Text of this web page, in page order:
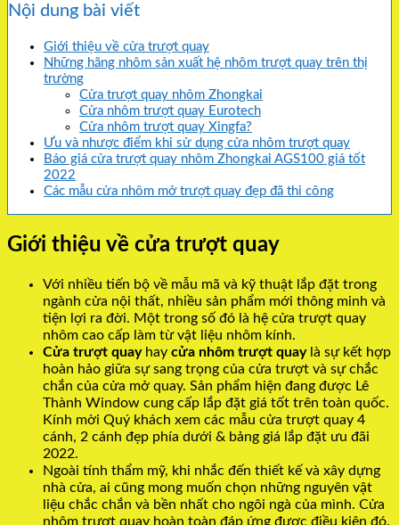
Nội dung bài viết
Giới thiệu về cửa trượt quay
Những hãng nhôm sản xuất hệ nhôm trượt quay trên thị
trường
Cửa trượt quay nhôm Zhongkai
Cửa nhôm trượt quay Eurotech
Cửa nhôm trượt quay Xingfa?
Ưu và nhược điểm khi sử dụng cửa nhôm trượt quay
Báo giá cửa trượt quay nhôm Zhongkai AGS100 giá tốt
2022
Các mẫu cửa nhôm mở trượt quay đẹp đã thi công
Giới thiệu về cửa trượt quay
Với nhiều tiến bộ về mẫu mã và kỹ thuật lắp đặt trong
ngành cửa nội thất, nhiều sản phẩm mới thông minh và
tiện lợi ra đời. Một trong số đó là hệ cửa trượt quay
nhôm cao cấp làm từ vật liệu nhôm kính.
Cửa trượt quayhay cửa nhôm trượt quaylà sự kết hợp
hoàn hảo giữa sự sang trọng của cửa trượt và sự chắc
chắn của cửa mở quay. Sản phẩm hiện đang được Lê
Thành Window cung cấp lắp đặt giá tốt trên toàn quốc.
Kính mời Quý khách xem các mẫu cửa trượt quay 4
cánh, 2 cánh đẹp phía dưới & bảng giá lắp đặt ưu đãi
2022.
Ngoài tính thẩm mỹ, khi nhắc đến thiết kế và xây dựng
nhà cửa, ai cũng mong muốn chọn những nguyên vật
liệu chắc chắn và bền nhất cho ngôi ngà của mình. Cửa
nhôm trượt quay hoàn toàn đáp ứng được điều kiện đó.